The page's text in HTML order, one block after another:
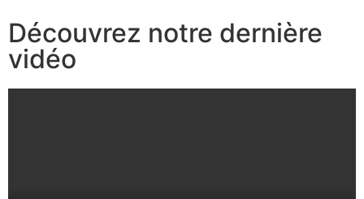
Découvrez notre dernière
vidéo